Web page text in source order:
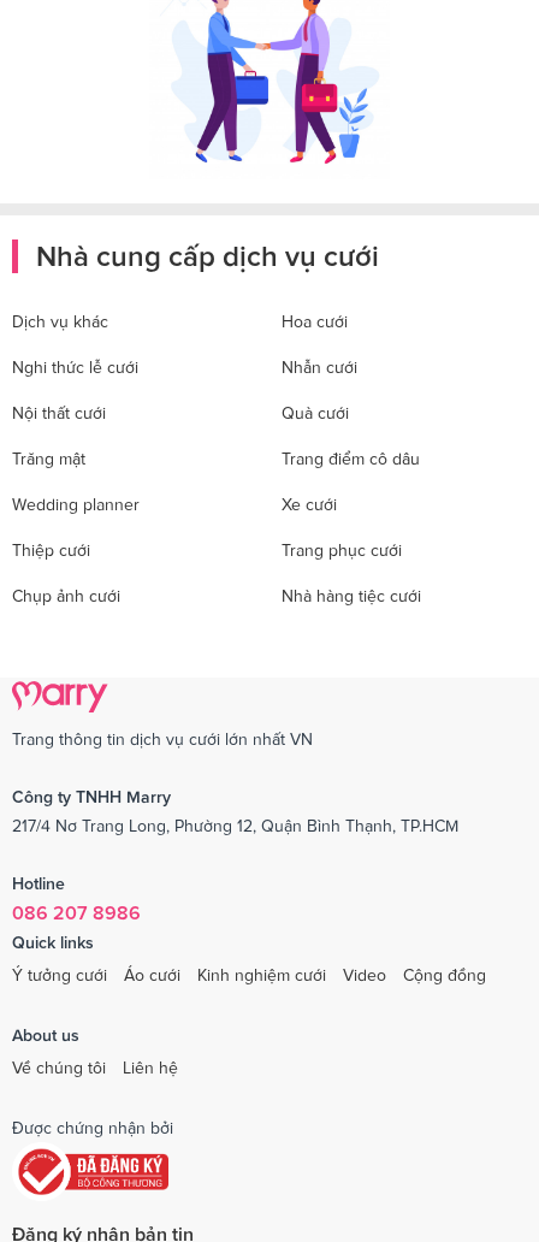
Nhà cung cấp dịch vụ cưới
Dịch vụ khác Hoa cưới
Nghi thức lễ cưới Nhẫn cưới
Nội thất cưới Quà cưới
Trăng mật Trang điểm cô dâu
Wedding planner Xe cưới
Thiệp cưới Trang phục cưới
Chụp ảnh cưới Nhà hàng tiệc cưới
Trang thông tin dịch vụ cưới lớn nhất VN
Công ty TNHH Marry
217/4 Nơ Trang Long, Phường 12, Quận Bình Thạnh, TP.HCM
Hotline
086 207 8986
Quick links
Ý tưởng cưới
Áo cưới Kinh nghiệm cưới Video Cộng đồng
About us
Về chúng tôi
Liên hệ
Được chứng nhận bởi
Đăng ký nhận bản tin